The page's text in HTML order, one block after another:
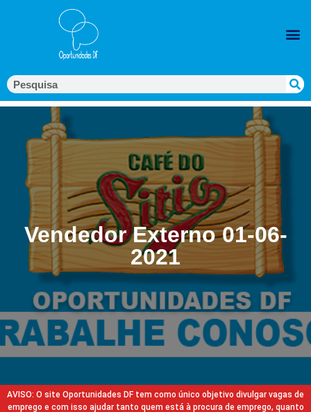
Vendedor Externo 01-06-
2021
AVISO: O site Oportunidades DF tem como único objetivo divulgar vagas de
emprego e com isso ajudar tanto quem está à procura de emprego, quanto